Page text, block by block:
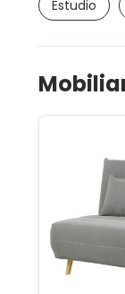
Estudio